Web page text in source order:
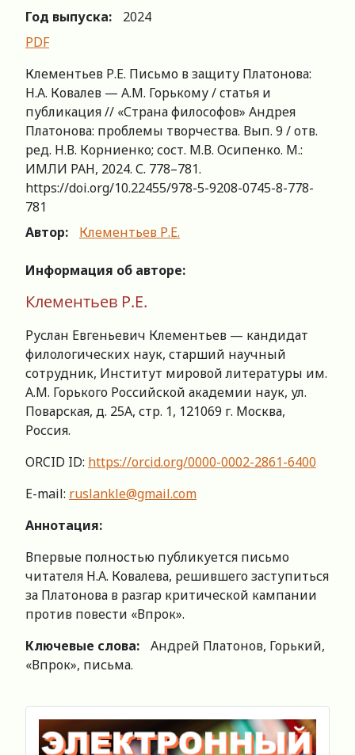
Год выпуска:
2024
PDF
Клементьев Р.Е. Письмо в защиту Платонова:
Н.А. Ковалев — А.М. Горькому / cтатья и
публикация // «Страна философов» Андрея
Платонова: проблемы творчества. Вып. 9 / отв.
ред. Н.В. Корниенко; сост. М.В. Осипенко. М.:
ИМЛИ РАН, 2024. С. 778–781.
https://doi.org/10.22455/978-5-9208-0745-8-778-
781
Автор:
Клементьев Р.Е.
Информация об авторе:
Клементьев Р.Е.
Руслан Евгеньевич Клементьев — кандидат
филологических наук, старший научный
сотрудник, Институт мировой литературы им.
А.М. Горького Российской академии наук, ул.
Поварская, д. 25А, стр. 1, 121069 г. Москва,
Россия.
ORCID ID: https://orcid.org/0000-0002-2861-6400
E-mail: ruslankle@gmail.com
Аннотация:
Впервые полностью публикуется письмо
читателя Н.А. Ковалева, решившего заступиться
за Платонова в разгар критической кампании
против повести «Впрок».
Ключевые слова:
Андрей Платонов, Горький,
«Впрок», письма.